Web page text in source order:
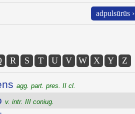
adpulsūrūs ›
R S T U V W X Y Z
agg. part. pres. II cl.
v. intr. III coniug.